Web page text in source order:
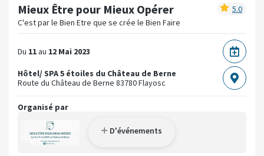
Mieux Être pour Mieux Opérer
C'est par le Bien Etre que se crée le Bien Faire
5.0
Du 11au 12 Mai 2023
Hôtel/ SPA 5 étoiles du Château de Berne
Route du Château de Berne 83780 Flayosc
Organisé par
D'événements